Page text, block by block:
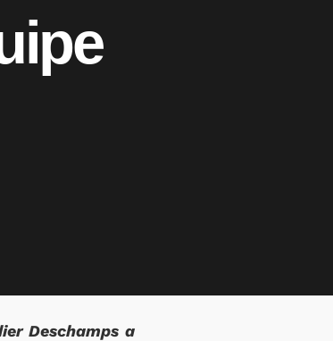
Deschamps a